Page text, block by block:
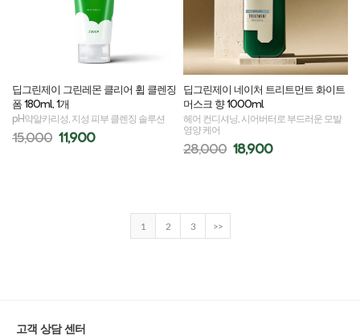
딥그린제이 그린레몬 클리어 휩 클렌징
폼 180ml, 1개
pH약알카리성, 지성 피부 클렌징 솔루션
15,000 11,900
딥그린제이 네이처 트리트먼트 화이트
머스크 향 1000ml
헤어 컨디셔닝, 시어버터로 부드러운 모발
영양 케어
28,000 18,900
1 2 3 >>
고객 상담 센터